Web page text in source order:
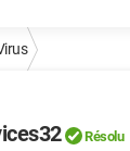
Résolu